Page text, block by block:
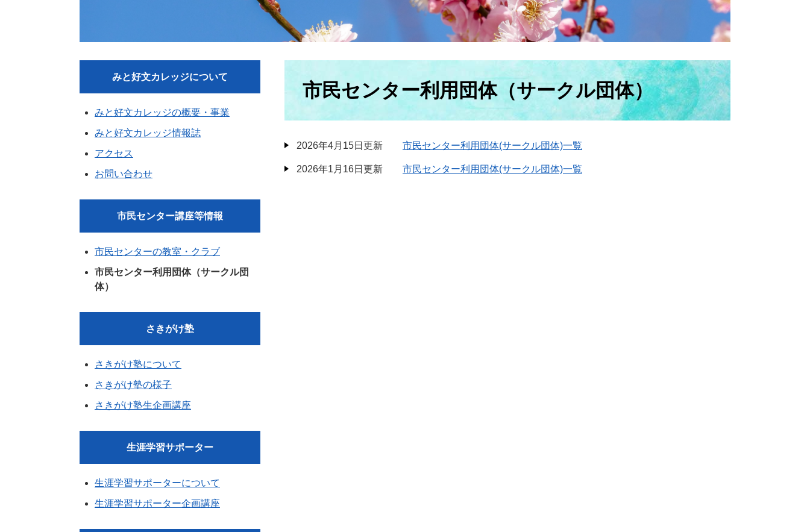
市民センター利用団体（サークル団体）
2026年4月15日更新 市民センター利用団体(サークル団体)一覧
2026年1月16日更新 市民センター利用団体(サークル団体)一覧
みと好文カレッジについて
みと好文カレッジの概要・事業
みと好文カレッジ情報誌
アクセス
お問い合わせ
市民センター講座等情報
市民センターの教室・クラブ
市民センター利用団体（サークル団
体）
さきがけ塾
さきがけ塾について
さきがけ塾の様子
さきがけ塾生企画講座
生涯学習サポーター
生涯学習サポーターについて
生涯学習サポーター企画講座